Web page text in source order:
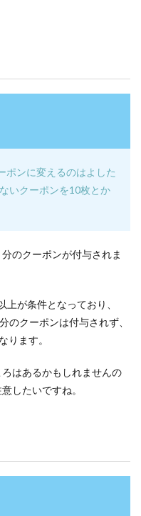
ポンに変えるのはよした
いクーポンを10枚とか
のクーポンが付与されま
が条件となっており、
のクーポンは付与されず、
ります。
はあるかもしれませんの
したいですね。